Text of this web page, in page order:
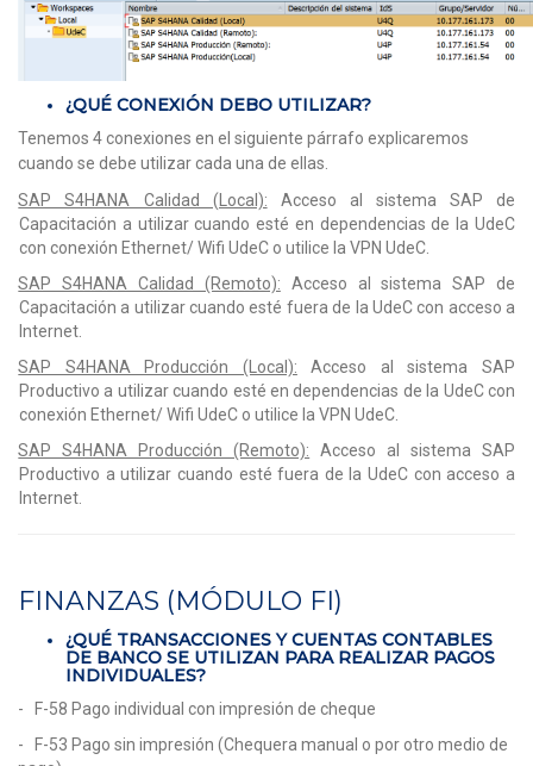
¿QUÉ CONEXIÓN DEBO UTILIZAR?
Tenemos 4 conexiones en el siguiente párrafo explicaremos
cuando se debe utilizar cada una de ellas.
SAP S4HANA Calidad (Local): Acceso al sistema SAP de
Capacitación a utilizar cuando esté en dependencias de la UdeC
con conexión Ethernet/ Wifi UdeC o utilice la VPN UdeC.
SAP S4HANA Calidad (Remoto): Acceso al sistema SAP de
Capacitación a utilizar cuando esté fuera de la UdeC con acceso a
Internet.
SAP S4HANA Producción (Local): Acceso al sistema SAP
Productivo a utilizar cuando esté en dependencias de la UdeC con
conexión Ethernet/ Wifi UdeC o utilice la VPN UdeC.
SAP S4HANA Producción (Remoto): Acceso al sistema SAP
Productivo a utilizar cuando esté fuera de la UdeC con acceso a
Internet.
FINANZAS (MÓDULO FI)
¿QUÉ TRANSACCIONES Y CUENTAS CONTABLES
DE BANCO SE UTILIZAN PARA REALIZAR PAGOS
INDIVIDUALES?
- F-58 Pago individual con impresión de cheque
- F-53 Pago sin impresión (Chequera manual o por otro medio de